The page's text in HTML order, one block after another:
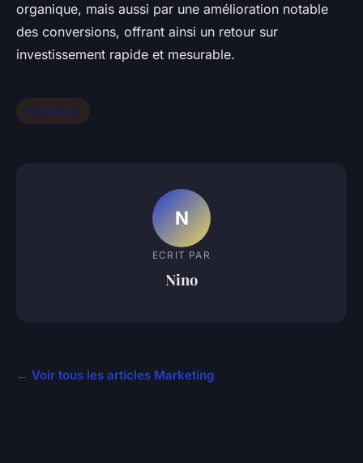
organique, mais aussi par une amélioration notable
des conversions, offrant ainsi un retour sur
investissement rapide et mesurable.
Marketing
N
ECRIT PAR
Nino
← Voir tous les articles Marketing